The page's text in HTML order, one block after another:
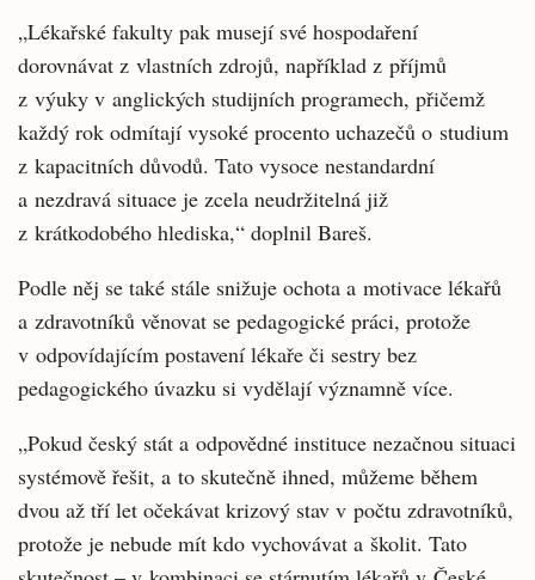
„Lékařské fakulty pak musejí své hospodaření
dorovnávat z vlastních zdrojů, například z příjmů
z výuky v anglických studijních programech, přičemž
každý rok odmítají vysoké procento uchazečů o studium
z kapacitních důvodů. Tato vysoce nestandardní
a nezdravá situace je zcela neudržitelná již
z krátkodobého hlediska,“ doplnil Bareš.
Podle něj se také stále snižuje ochota a motivace lékařů
a zdravotníků věnovat se pedagogické práci, protože
v odpovídajícím postavení lékaře či sestry bez
pedagogického úvazku si vydělají významně více.
„Pokud český stát a odpovědné instituce nezačnou situaci
systémově řešit, a to skutečně ihned, můžeme během
dvou až tří let očekávat krizový stav v počtu zdravotníků,
protože je nebude mít kdo vychovávat a školit. Tato